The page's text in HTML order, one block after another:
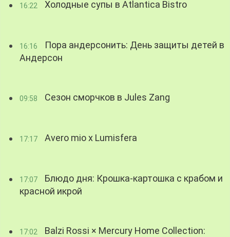
16:22 Холодные супы в Atlantica Bistro
16:16
Пора андерсонить: День защиты детей в
Андерсон
09:58 Сезон сморчков в Jules Zang
17:17 Avero mio x Lumisfera
17:07
Блюдо дня: Крошка-картошка с крабом и
красной икрой
17:02
Balzi Rossi × Mercury Home Collection: